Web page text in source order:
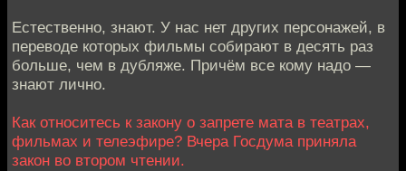
Естественно, знают. У нас нет других персонажей, в
переводе которых фильмы собирают в десять раз
больше, чем в дубляже. Причём все кому надо —
знают лично.
Как относитесь к закону о запрете мата в театрах,
фильмах и телеэфире? Вчера Госдума приняла
закон во втором чтении.